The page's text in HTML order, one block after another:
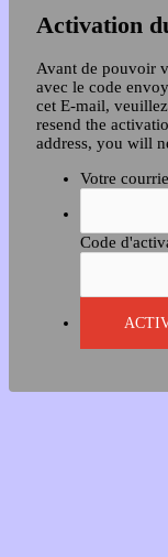
Activation
Avant de pouvoir
avec le code
cet E-mail,
resend the
address, you will
Votre
Code